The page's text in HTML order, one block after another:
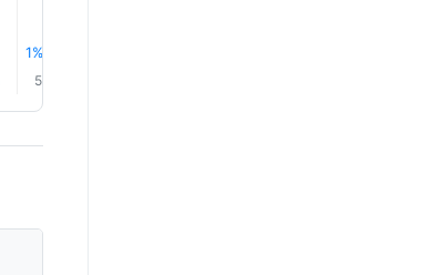
1% Yağmur
5.0 km/h